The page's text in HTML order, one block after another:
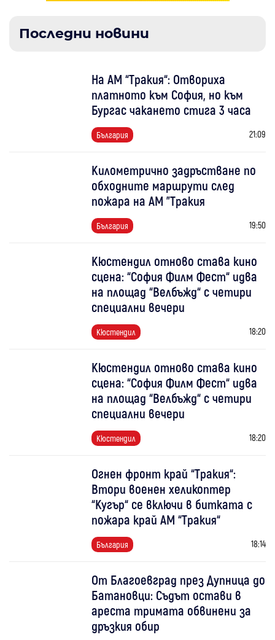
Последни новини
На АМ “Тракия“: Отвориха
платното към София, но към
Бургас чакането стига 3 часа
България 21:09
Километрично задръстване по
обходните маршрути след
пожара на АМ "Тракия
България 19:50
Кюстендил отново става кино
сцена: “София Филм Фест“ идва
на площад “Велбъжд“ с четири
специални вечери
Кюстендил 18:20
Кюстендил отново става кино
сцена: “София Филм Фест“ идва
на площад “Велбъжд“ с четири
специални вечери
Кюстендил 18:20
Огнен фронт край “Тракия“:
Втори военен хеликоптер
“Кугър“ се включи в битката с
пожара край АМ “Тракия“
България 18:14
От Благоевград през Дупница до
Батановци: Съдът остави в
ареста тримата обвинени за
дръзкия обир